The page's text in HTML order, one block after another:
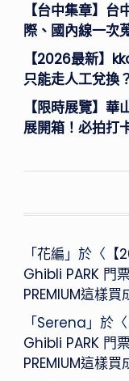
【台中集章】
際、國內線一次
【2026最新】
只能走人工兌換
【限時展覽】
展開箱！必拍打
「花編」於〈
Ghibli PARK 門
PREMIUM這樣買
「Serena」於〈
Ghibli PARK 門
PREMIUM這樣買